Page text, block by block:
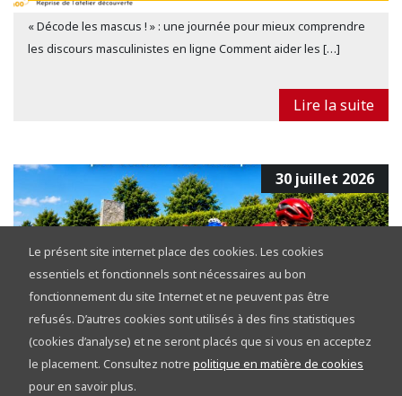
« Décode les mascus ! » : une journée pour mieux comprendre
les discours masculinistes en ligne Comment aider les […]
Lire la suite
30 juillet 2026
Tour de la Province de Namur 2026 :
découvrez le réseau points-nœuds sur les
étapes
Le présent site internet place des cookies. Les cookies
essentiels et fonctionnels sont nécessaires au bon
fonctionnement du site Internet et ne peuvent pas être
refusés. D’autres cookies sont utilisés à des fins statistiques
(cookies d’analyse) et ne seront placés que si vous en acceptez
le placement. Consultez notre politique en matière de cookies
pour en savoir plus.